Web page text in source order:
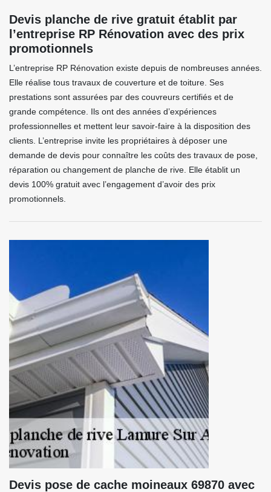
Devis planche de rive gratuit établit par
l’entreprise RP Rénovation avec des prix
promotionnels
L’entreprise RP Rénovation existe depuis de nombreuses années.
Elle réalise tous travaux de couverture et de toiture. Ses
prestations sont assurées par des couvreurs certifiés et de
grande compétence. Ils ont des années d’expériences
professionnelles et mettent leur savoir-faire à la disposition des
clients. L’entreprise invite les propriétaires à déposer une
demande de devis pour connaître les coûts des travaux de pose,
réparation ou changement de planche de rive. Elle établit un
devis 100% gratuit avec l’engagement d’avoir des prix
promotionnels.
Devis pose de cache moineaux 69870 avec